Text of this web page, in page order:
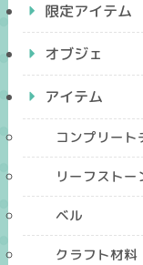
限定アイテム
オブジェ
アイテム
コンプリート
リーフストー
ベル
クラフト材料